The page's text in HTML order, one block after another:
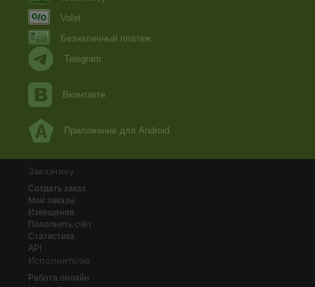
Volet
Безналичный платеж
Telegram
Вконтакте
Приложение для Android
Заказчику
Создать заказ
Мои заказы
Извещения
Пополнить счёт
Статистика
API
Исполнителю
Работа онлайн